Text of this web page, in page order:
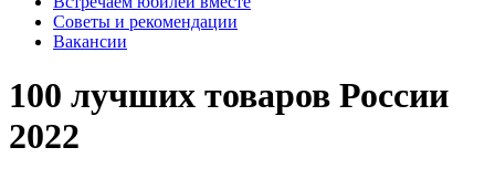
Советы и рекомендации
Вакансии
100 лучших товаров России
2022